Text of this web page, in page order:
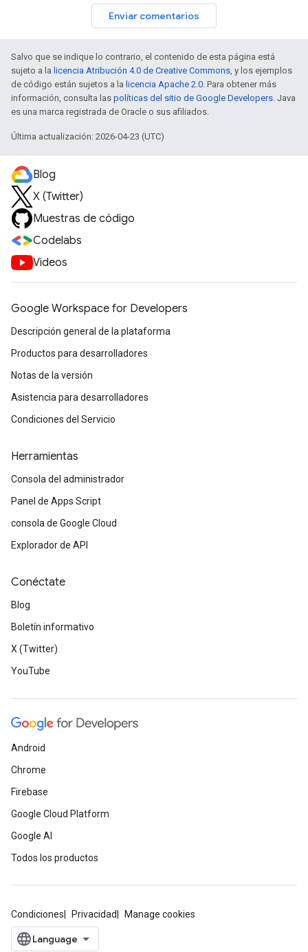
Enviar comentarios
Salvo que se indique lo contrario, el contenido de esta página está
sujeto a la licencia Atribución 4.0 de Creative Commons , y los ejemplos
de código están sujetos a la licencia Apache 2.0 . Para obtener más
información, consulta las políticas del sitio de Google Developers . Java
es una marca registrada de Oracle o sus afiliados.
Última actualización: 2026-04-23 (UTC)
Blog
X (Twitter)
Muestras de código
Codelabs
Videos
Google Workspace for Developers
Descripción general de la plataforma
Productos para desarrolladores
Notas de la versión
Asistencia para desarrolladores
Condiciones del Servicio
Herramientas
Consola del administrador
Panel de Apps Script
consola de Google Cloud
Explorador de API
Conéctate
Blog
Boletín informativo
X (Twitter)
YouTube
Android
Chrome
Firebase
Google Cloud Platform
Google AI
Todos los productos
Condiciones Privacidad Manage cookies